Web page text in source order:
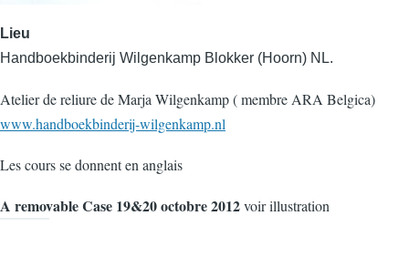
Lieu
Handboekbinderij Wilgenkamp Blokker (Hoorn) NL.
Atelier de reliure de Marja Wilgenkamp ( membre ARA Belgica)
www.handboekbinderij-wilgenkamp.nl
Les cours se donnent en anglais
A removable Case 19&20 octobre 2012voir illustration